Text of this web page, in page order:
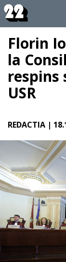
Florin
la
respins
USR
REDACTIA |